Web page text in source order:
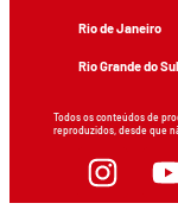
Rio de Janeiro
Rio Grande do Sul
Todos os conteúdos de
reproduzidos, desde que